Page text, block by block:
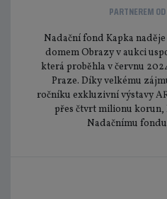
PARTNEREM
Nadační fond Kapka
domem Obrazy v aukci
která proběhla v červnu
Praze. Díky velkému
ročníku exkluzivní výstavy
přes čtvrt milionu korun,
Nadačnímu